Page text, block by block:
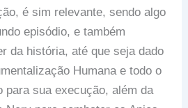
é sim relevante, sendo algo
episódio, e também
da história, até que seja dado
Humana e todo o
para sua execução, além da